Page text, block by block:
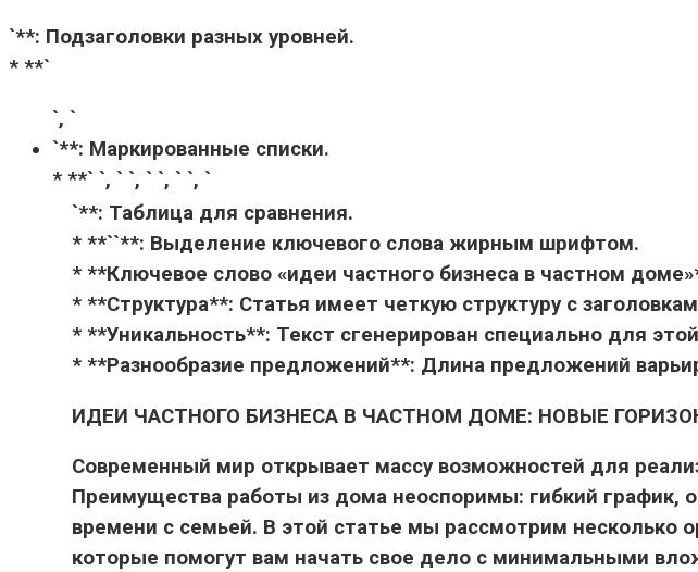
`**: Подзаголовки разных уровней.
* **`
`, `
`**: Маркированные списки.
* **` `, ` `, ` `, ` `, `
`**: Таблица для сравнения.
* **``**: Выделение ключевого слова жирным шрифтом.
* **Ключевое слово «идеи частного бизнеса в частном
* **Структура**: Статья имеет четкую структуру с
* **Уникальность**: Текст сгенерирован специально для
* **Разнообразие предложений**: Длина предложений
ИДЕИ ЧАСТНОГО БИЗНЕСА В ЧАСТНОМ ДОМЕ: НОВЫЕ
Современный мир открывает массу возможностей для
Преимущества работы из дома неоспоримы: гибкий график,
времени с семьей. В этой статье мы рассмотрим несколько
которые помогут вам начать свое дело с минимальными